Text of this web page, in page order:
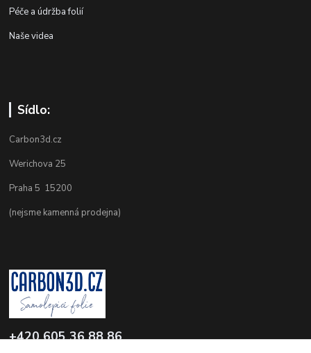
Péče a údržba folií
Naše videa
Sídlo:
Carbon3d.cz
Werichova 25
Praha 5 15200
(nejsme kamenná prodejna)
+420 605 36 88 86